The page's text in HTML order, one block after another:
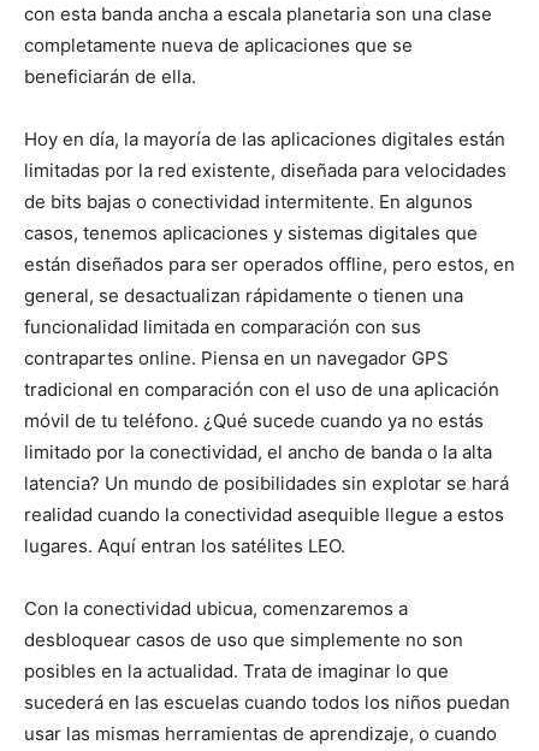
con esta banda ancha a escala planetaria son una clase
completamente nueva de aplicaciones que se
beneficiarán de ella.
Hoy en día, la mayoría de las aplicaciones digitales están
limitadas por la red existente, diseñada para velocidades
de bits bajas o conectividad intermitente. En algunos
casos, tenemos aplicaciones y sistemas digitales que
están diseñados para ser operados offline, pero estos, en
general, se desactualizan rápidamente o tienen una
funcionalidad limitada en comparación con sus
contrapartes online. Piensa en un navegador GPS
tradicional en comparación con el uso de una aplicación
móvil de tu teléfono. ¿Qué sucede cuando ya no estás
limitado por la conectividad, el ancho de banda o la alta
latencia? Un mundo de posibilidades sin explotar se hará
realidad cuando la conectividad asequible llegue a estos
lugares. Aquí entran los satélites LEO.
Con la conectividad ubicua, comenzaremos a
desbloquear casos de uso que simplemente no son
posibles en la actualidad. Trata de imaginar lo que
sucederá en las escuelas cuando todos los niños puedan
usar las mismas herramientas de aprendizaje, o cuando